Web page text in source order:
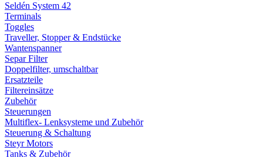
Seldén System 42
Terminals
Toggles
Traveller, Stopper & Endstücke
Wantenspanner
Separ Filter
Doppelfilter, umschaltbar
Ersatzteile
Filtereinsätze
Zubehör
Steuerungen
Multiflex- Lenksysteme und Zubehör
Steuerung & Schaltung
Steyr Motors
Tanks & Zubehör